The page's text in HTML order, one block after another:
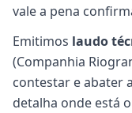
vale a pena
Emitimos laudo
(Companhia
contestar e abater
detalha onde está